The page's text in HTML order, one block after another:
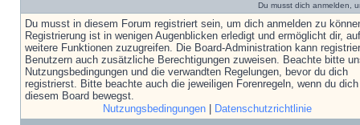
Du musst dich anmelden,
Du musst in diesem Forum registriert sein, um dich anmelden zu
Registrierung ist in wenigen Augenblicken erledigt und ermöglicht dir, auf
weitere Funktionen zuzugreifen. Die Board-Administration kann
Benutzern auch zusätzliche Berechtigungen zuweisen. Beachte bitte
Nutzungsbedingungen und die verwandten Regelungen, bevor du dich
registrierst. Bitte beachte auch die jeweiligen Forenregeln, wenn du
diesem Board bewegst.
Nutzungsbedingungen| Datenschutzrichtlinie